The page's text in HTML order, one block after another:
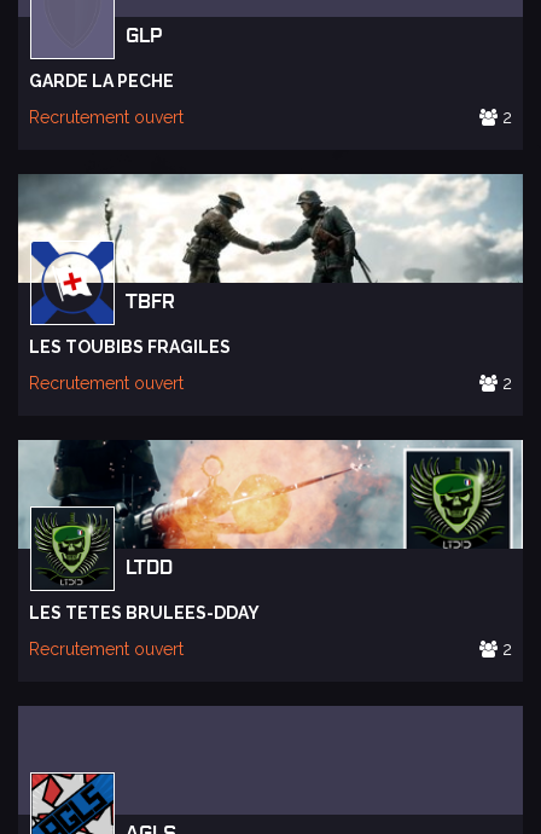
GLP
GARDE LA PECHE
Recrutement ouvert
2
TBFR
LES TOUBIBS FRAGILES
Recrutement ouvert
2
LTDD
LES TETES BRULEES-DDAY
Recrutement ouvert
2